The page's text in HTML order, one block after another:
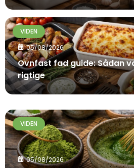
VIDEN
05/08/2026
Ovnfast fad guide: Sådan
rigtige
VIDEN
05/08/2026